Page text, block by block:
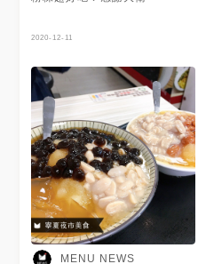
2020-12-11
MENU NEWS